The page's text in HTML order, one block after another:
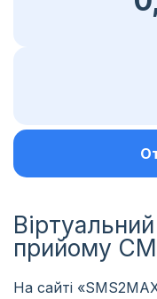
прийому
На сайті